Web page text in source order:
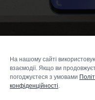
На нашому сайті
взаємодії. Якщо ви
погоджуєтеся з умовами
конфіденційності.